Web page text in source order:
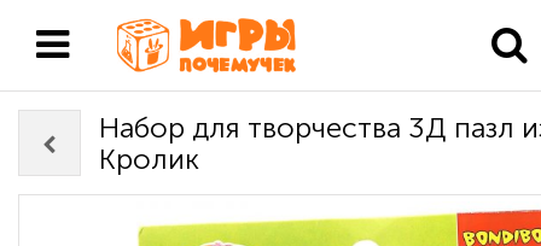
Набор для творчества 3Д пазл
Кролик